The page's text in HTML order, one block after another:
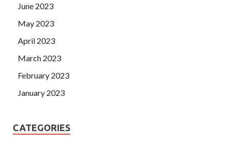
June 2023
May 2023
April 2023
March 2023
February 2023
January 2023
CATEGORIES